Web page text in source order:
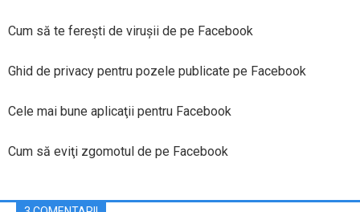
Cum să te fereşti de viruşii de pe Facebook
Ghid de privacy pentru pozele publicate pe Facebook
Cele mai bune aplicaţii pentru Facebook
Cum să eviţi zgomotul de pe Facebook